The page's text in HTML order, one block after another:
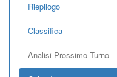
Riepilogo
Classifica
Analisi Prossimo Turno